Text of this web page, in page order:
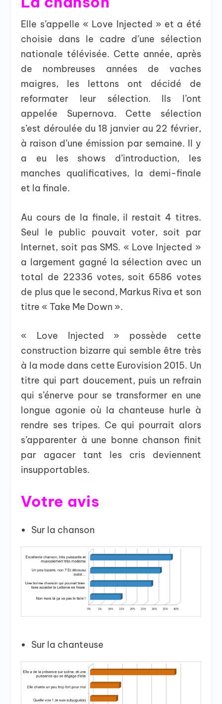
Elle s’appelle « Love Injected » et a été
choisie dans le cadre d’une sélection
nationale télévisée. Cette année, après
de nombreuses années de vaches
maigres, les lettons ont décidé de
reformater leur sélection. Ils l’ont
appelée Supernova. Cette sélection
s’est déroulée du 18 janvier au 22 février,
à raison d’une émission par semaine. Il y
a eu les shows d’introduction, les
manches qualificatives, la demi-finale
et la finale.
Au cours de la finale, il restait 4 titres.
Seul le public pouvait voter, soit par
Internet, soit pas SMS. « Love Injected »
a largement gagné la sélection avec un
total de 22336 votes, soit 6586 votes
de plus que le second, Markus Riva et son
titre « Take Me Down ».
« Love Injected » possède cette
construction bizarre qui semble être très
à la mode dans cette Eurovision 2015. Un
titre qui part doucement, puis un refrain
qui s’énerve pour se transformer en une
longue agonie où la chanteuse hurle à
rendre ses tripes. Ce qui pourrait alors
s’apparenter à une bonne chanson finit
par agacer tant les cris deviennent
insupportables.
Votre avis
Sur la chanson
Sur la chanteuse